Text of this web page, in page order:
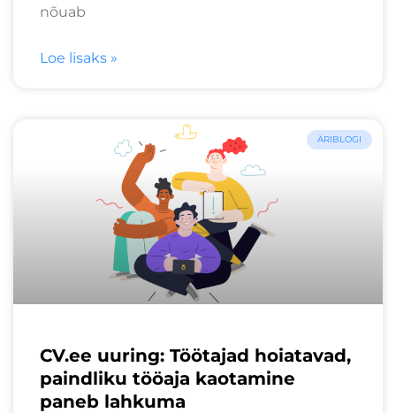
nõuab
Loe lisaks »
ÄRIBLOGI
CV.ee uuring: Töötajad hoiatavad,
paindliku tööaja kaotamine
paneb lahkuma